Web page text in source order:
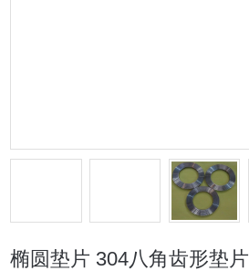
椭圆垫片 304八角齿形垫片